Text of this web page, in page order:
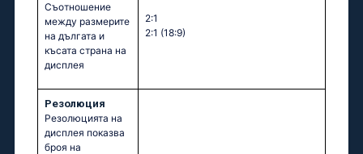
Съотношение
между размерите
на дългата и
късата страна на
дисплея
2:1
2:1 (18:9)
Резолюция
Резолюцията на
дисплея показва
броя на